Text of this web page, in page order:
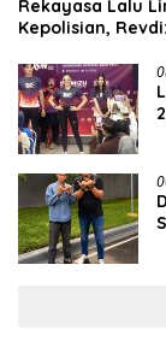
Rekayasa Lalu
Kepolisian,